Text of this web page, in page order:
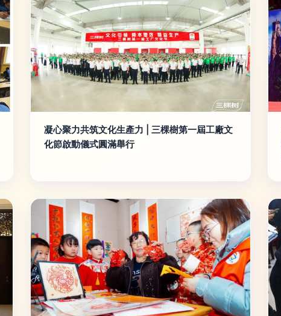
凝心聚力共筑文化生產力 | 三棵樹第一屆工廠文
化節啟動儀式圓滿舉行